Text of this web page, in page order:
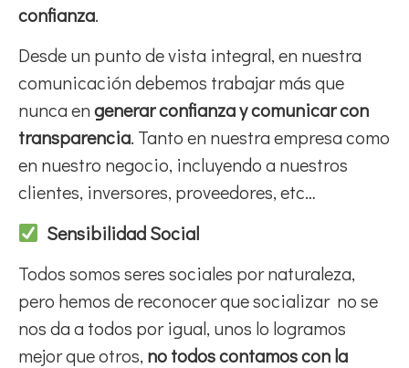
confianza.
Desde un punto de vista integral, en nuestra
comunicación debemos trabajar más que
nunca engenerar confianza y comunicar con
transparencia. Tanto en nuestra empresa como
en nuestro negocio, incluyendo a nuestros
clientes, inversores, proveedores, etc…
Sensibilidad Social
Todos somos seres sociales por naturaleza,
pero hemos de reconocer que socializar no se
nos da a todos por igual, unos lo logramos
mejor que otros, no todos contamos con la